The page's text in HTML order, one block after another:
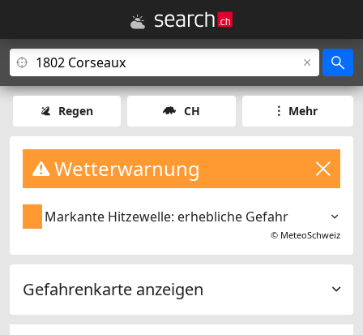
Regen CH Mehr
Wetterwarnung
Markante Hitzewelle: erhebliche Gefahr
© MeteoSchweiz
Gefahrenkarte anzeigen